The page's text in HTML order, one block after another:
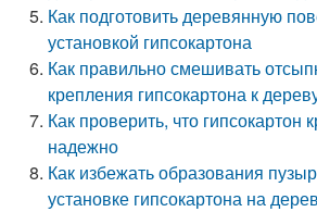
Как подготовить деревянную
установкой гипсокартона
Как правильно смешивать
крепления гипсокартона к
Как проверить, что гипсокартон
надежно
Как избежать образования
установке гипсокартона на